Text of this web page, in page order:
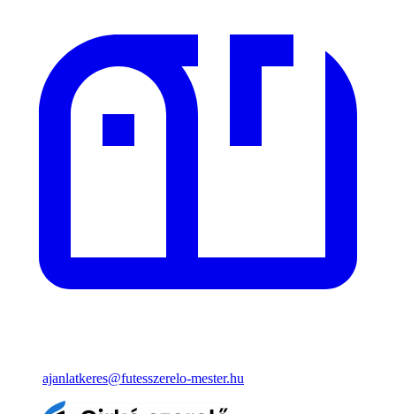
ajanlatkeres@futesszerelo-mester.hu